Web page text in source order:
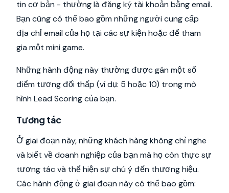
tin cơ bản - thường là đăng ký tài khoản bằng email.
Bạn cũng có thể bao gồm những người cung cấp
địa chỉ email của họ tại các sự kiện hoặc để tham
gia một mini game.
Những hành động này thường được gán một số
điểm tương đối thấp (ví dụ: 5 hoặc 10) trong mô
hình Lead Scoring của bạn.
Tương tác
Ở giai đoạn này, những khách hàng không chỉ nghe
và biết về doanh nghiệp của bạn mà họ còn thực sự
tương tác và thể hiện sự chú ý đến thương hiệu.
Các hành động ở giai đoạn này có thể bao gồm: